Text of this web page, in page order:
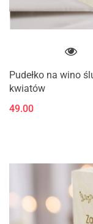
Pudełko na wino
kwiatów
49.00